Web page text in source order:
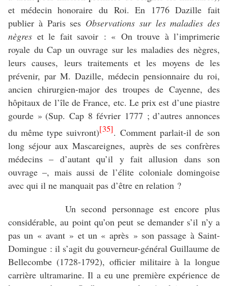
et médecin honoraire du Roi. En 1776 Dazille fait
publier à Paris ses Observations sur les maladies des
nègres et le fait savoir : « On trouve à l’imprimerie
royale du Cap un ouvrage sur les maladies des nègres,
leurs causes, leurs traitements et les moyens de les
prévenir, par M. Dazille, médecin pensionnaire du roi,
ancien chirurgien-major des troupes de Cayenne, des
hôpitaux de l’île de France, etc. Le prix est d’une piastre
gourde » (Sup. Cap 8 février 1777 ; d’autres annonces
du même type suivront)[35]. Comment parlait-il de son
long séjour aux Mascareignes, auprès de ses confrères
médecins – d’autant qu’il y fait allusion dans son
ouvrage –, mais aussi de l’élite coloniale domingoise
avec qui il ne manquait pas d’être en relation ?
Un second personnage est encore plus
considérable, au point qu’on peut se demander s’il n’y a
pas un « avant » et un « après » son passage à Saint-
Domingue : il s’agit du gouverneur-général Guillaume de
Bellecombe (1728-1792), officier militaire à la longue
carrière ultramarine. Il a eu une première expérience de